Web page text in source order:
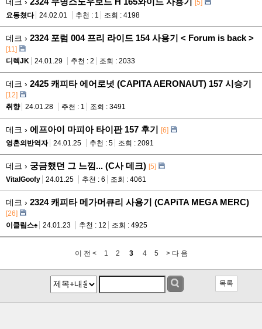
[5]
요동쳤다
24.02.01 추천 : 1 조회 : 4198
데크 › 2324 포럼 004 프리 라이드 154 사용기 < Forum is back >
[11]
디렉JK
24.01.29 추천 : 2 조회 : 2033
데크 › 2425 캐피타 에어로넛 (CAPITA AERONAUT) 157 시승기
[12]
취향
24.01.28 추천 : 1 조회 : 3491
데크 › 에프아이 마피아 타이판 157 후기 [6]
영혼의반역자
24.01.25 추천 : 5 조회 : 2091
데크 › 궁금했던 그 느낌... (C사 데크) [5]
VitalGoofy
24.01.25 추천 : 6 조회 : 4061
데크 › 2324 캐피타 메가머큐리 사용기 (CAPiTA MEGA MERC)
[26]
이클립스♠
24.01.23 추천 : 12 조회 : 4925
이 전 < 1 2 3 4 5 > 다 음
목록